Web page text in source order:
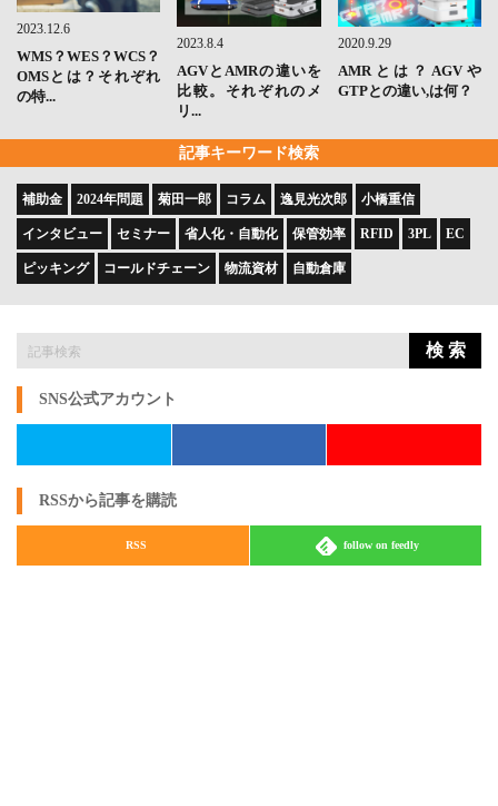
2023.12.6
WMS？WES？WCS？
OMSとは？それぞれ
の特...
2023.8.4
AGVとAMRの違いを
比較。それぞれのメ
リ...
2020.9.29
AMRとは？AGVや
GTPとの違い,は何？
記事キーワード検索
補助金 2024年問題 菊田一郎 コラム 逸見光次郎 小橋重信
インタビュー セミナー 省人化・自動化 保管効率 RFID 3PL EC
ピッキング コールドチェーン 物流資材 自動倉庫
検 索
SNS公式アカウント
RSSから記事を購読
RSS follow on feedly